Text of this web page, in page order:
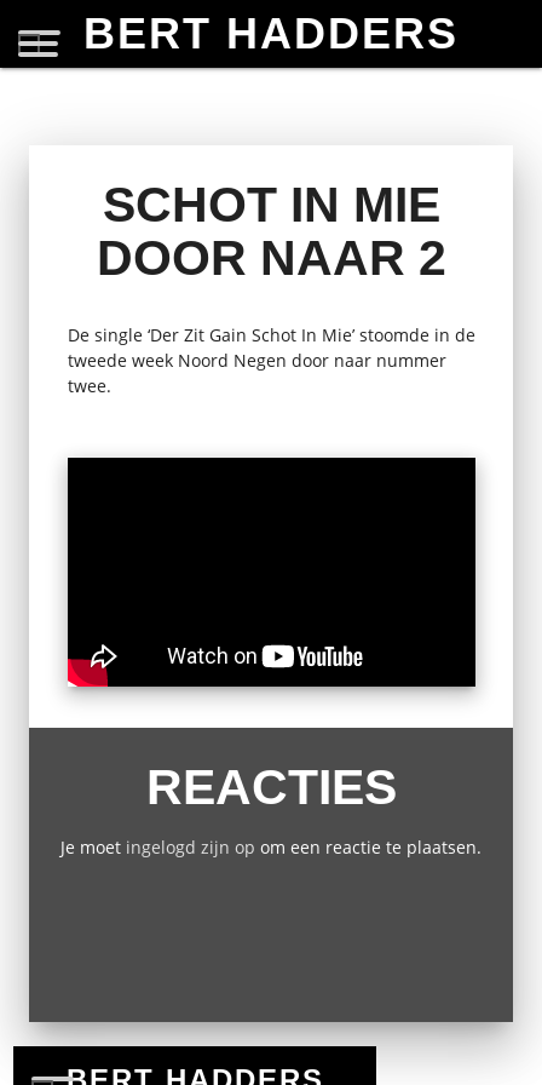
BERT HADDERS
SCHOT IN MIE
DOOR NAAR 2
De single ‘Der Zit Gain Schot In Mie’ stoomde in de
tweede week Noord Negen door naar nummer
twee.
REACTIES
Je moet ingelogd zijn op om een reactie te plaatsen.